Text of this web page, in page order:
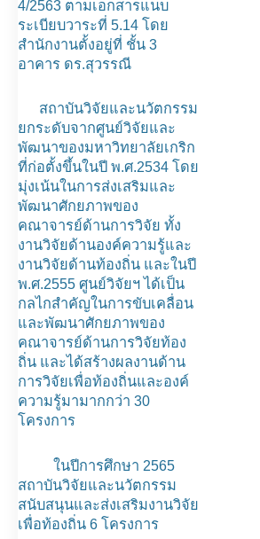
4/2563 ตามเอกสารแนบ
ระเบียบวาระที่ 5.14 โดย
สำนักงานตั้งอยู่ที่ ชั้น 3
อาคาร ดร.สุวรรณี
สถาบันวิจัยและนวัตกรรม
ยกระดับจากศูนย์วิจัยและ
พัฒนาของมหาวิทยาลัยเกริก
ที่ก่อตั้งขึ้นในปี พ.ศ.2534 โดย
มุ่งเน้นในการส่งเสริมและ
พัฒนาศักยภาพของ
คณาจารย์ด้านการวิจัย ทั้ง
งานวิจัยด้านองค์ความรู้และ
งานวิจัยด้านท้องถิ่น และในปี
พ.ศ.2555 ศูนย์วิจัยฯ ได้เป็น
กลไกสำคัญในการขับเคลื่อน
และพัฒนาศักยภาพของ
คณาจารย์ด้านการวิจัยท้อง
ถิ่น และได้สร้างผลงานด้าน
การวิจัยเพื่อท้องถิ่นและองค์
ความรู้มามากกว่า 30
โครงการ
ในปีการศึกษา 2565
สถาบันวิจัยและนวัตกรรม
สนับสนุนและส่งเสริมงานวิจัย
เพื่อท้องถิ่น 6 โครงการ